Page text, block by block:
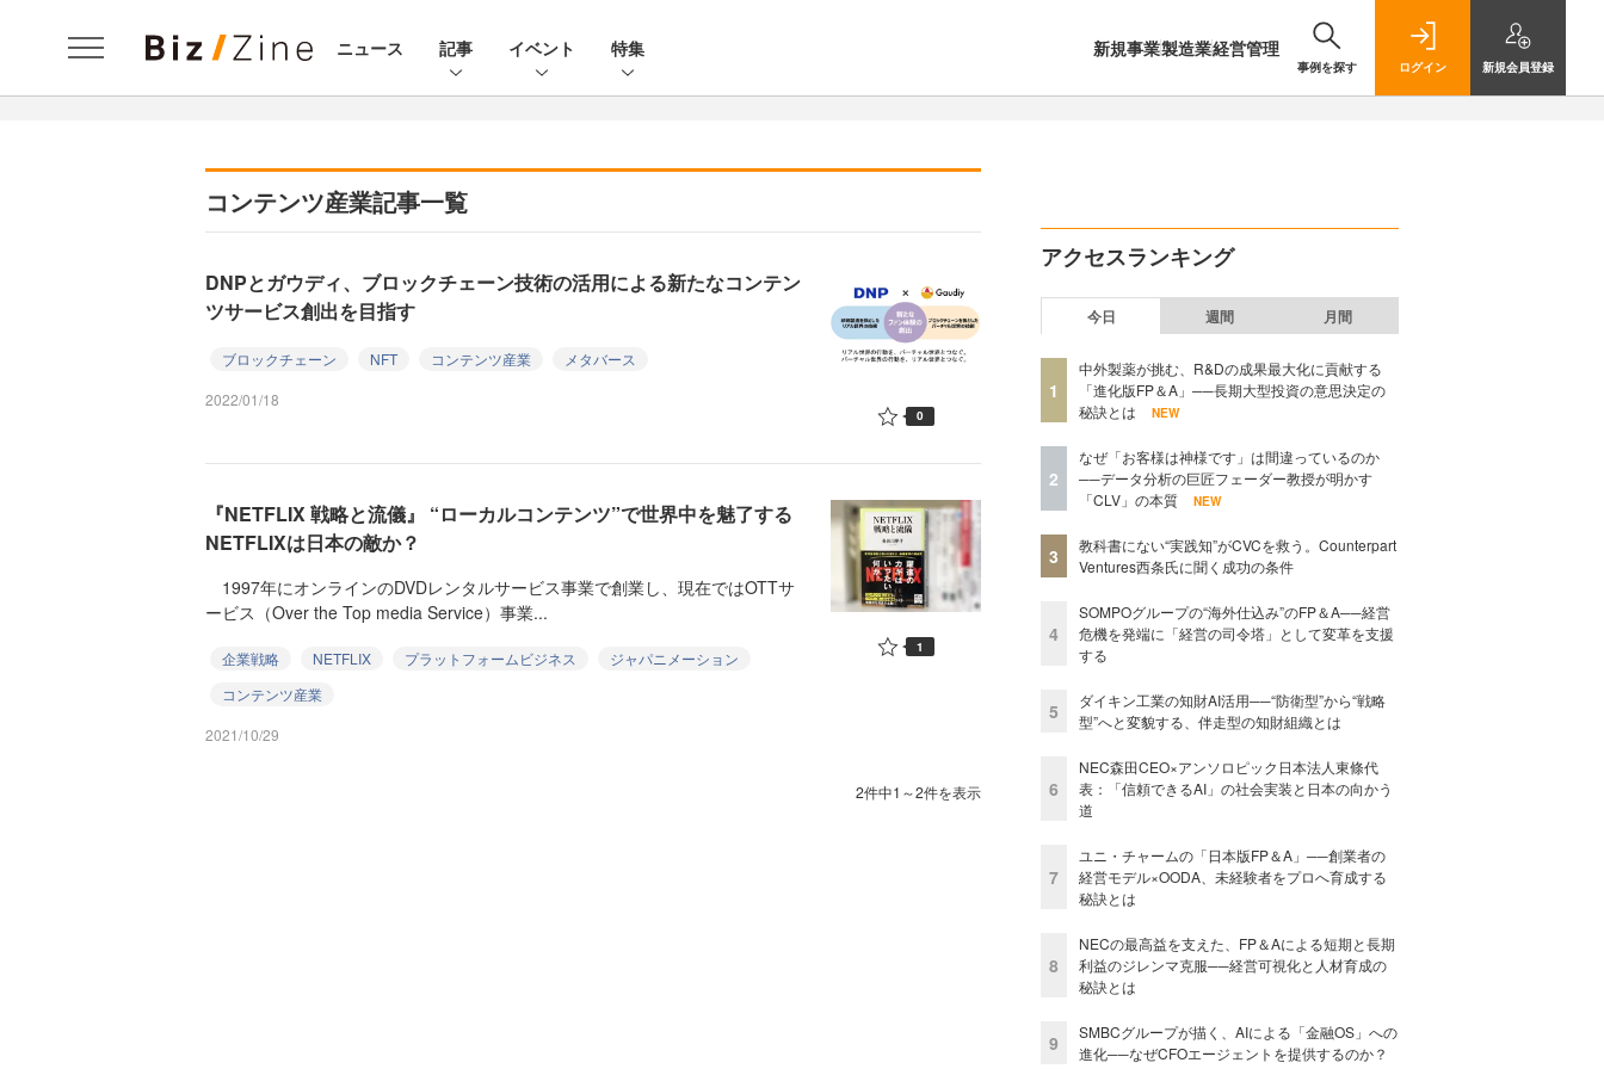
ニュース 記事 イベント 特集 新規事業製造業経営管理
事例を探す ログイン 新規会員登録
コンテンツ産業記事一覧
DNPとガウディ、ブロックチェーン技術の活用による新たなコンテン
ツサービス創出を目指す
ブロックチェーン NFT コンテンツ産業
メタバース
2022/01/18
0
『NETFLIX 戦略と流儀』 “ローカルコンテンツ”で世界中を魅了する
NETFLIXは日本の敵か？
1997年にオンラインのDVDレンタルサービス事業で創業し、現在ではOTTサ
ービス（Over the Top media Service）事業...
企業戦略 NETFLIX プラットフォームビジネス
ジャパニメーション
コンテンツ産業
2021/10/29
1
2件中1～2件を表示
アクセスランキング
今日 週間 月間
1
中外製薬が挑む、R&Dの成果最大化に貢献する
「進化版FP＆A」──長期大型投資の意思決定の
秘訣とは
NEW
2
なぜ「お客様は神様です」は間違っているのか
──データ分析の巨匠フェーダー教授が明かす
「CLV」の本質
NEW
3
教科書にない“実践知”がCVCを救う。Counterpart
Ventures西条氏に聞く成功の条件
4
SOMPOグループの“海外仕込み”のFP＆A──経営
危機を発端に「経営の司令塔」として変革を支援
する
5
ダイキン工業の知財AI活用──“防衛型”から“戦略
型”へと変貌する、伴走型の知財組織とは
6
NEC森田CEO×アンソロピック日本法人東條代
表：「信頼できるAI」の社会実装と日本の向かう
道
7
ユニ・チャームの「日本版FP＆A」──創業者の
経営モデル×OODA、未経験者をプロへ育成する
秘訣とは
8
NECの最高益を支えた、FP＆Aによる短期と長期
利益のジレンマ克服──経営可視化と人材育成の
秘訣とは
9
SMBCグループが描く、AIによる「金融OS」への
進化──なぜCFOエージェントを提供するのか？